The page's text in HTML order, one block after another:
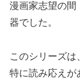
漫画家志望の間
器でした。
このシリーズ
特に読み応えが